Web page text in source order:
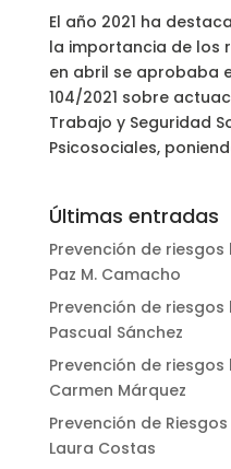
El año 2021 ha
la importancia de los
en abril se aprobaba
104/2021 sobre
Trabajo y Seguridad
Psicosociales,
Últimas entradas
Prevención de
Paz M. Camacho
Prevención de
Pascual Sánchez
Prevención de
Carmen Márquez
Prevención de
Laura Costas